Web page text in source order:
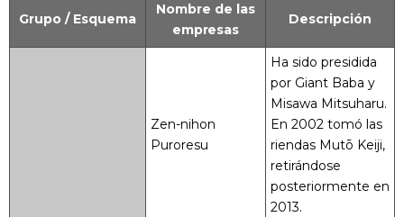
Grupo / Esquema
Nombre de las
empresas
Descripción
Zen-nihon
Puroresu
Ha sido presidida
por Giant Baba y
Misawa Mitsuharu.
En 2002 tomó las
riendas Mutō Keiji,
retirándose
posteriormente en
2013.